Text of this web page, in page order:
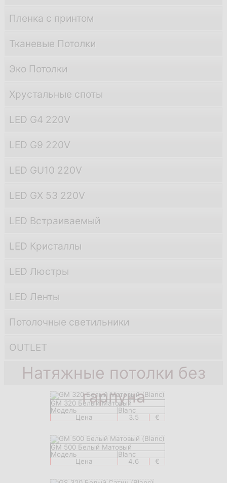
Пленка с принтом
Тканевые Потолки
Эко Потолки
Хрустальные споты
LED G4 220V
LED G9 220V
LED GU10 220V
LED GX 53 220V
LED Встраиваемый
LED Кристаллы
LED Люстры
LED Ленты
Потолочные светильники
OUTLET
Натяжные потолки без
гарпуна
GM 320 Белый Матовый
Модель
Blanc
Цена
3.5 €
GM 500 Белый Матовый
Модель
Blanc
Цена
4.6 €